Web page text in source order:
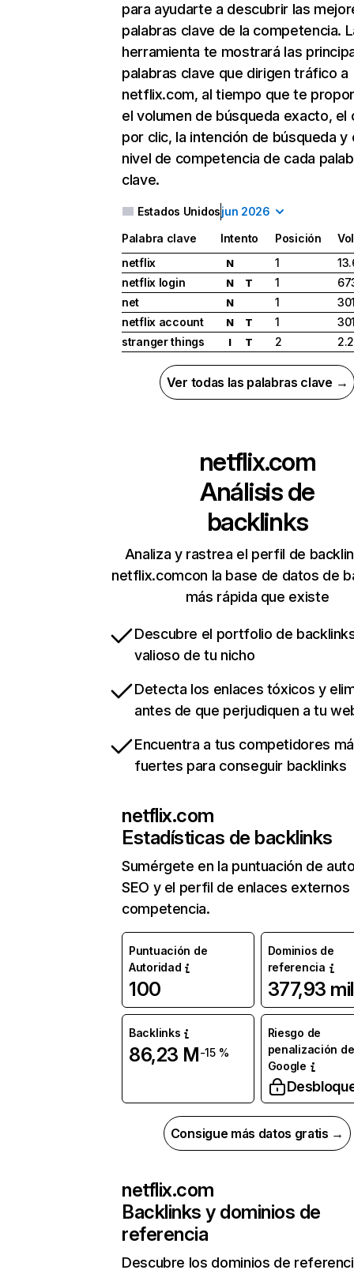
para ayudarte a descubrir las
palabras clave de la competencia.
herramienta te mostrará las
palabras clave que dirigen tráfico a
netflix.com, al tiempo que te
el volumen de búsqueda exacto, el
por clic, la intención de búsqueda y
nivel de competencia de cada
clave.
Estados Unidosjun 2026
Palabra clave Intento Posición
netflix
N 1
netflix login
N T 1
net
N 1
netflix account
N T 1
stranger things
I T 2
Ver todas las palabras clave →
netflix.com
Análisis de
backlinks
Analiza y rastrea el perfil de
netflix.comcon la base de datos de
más rápida que existe
Descubre el portfolio de
valioso de tu nicho
Detecta los enlaces tóxicos y
antes de que perjudiquen a tu
Encuentra a tus competidores
fuertes para conseguir backlinks
netflix.com
Estadísticas de backlinks
Sumérgete en la puntuación de
SEO y el perfil de enlaces externos
competencia.
Puntuación de
Autoridad
100
Dominios de
referencia
377,93 mil
Backlinks
86,23 M-15 %
Riesgo de
penalización de
Google
Consigue más datos gratis →
netflix.com
Backlinks y dominios de
referencia
Descubre los dominios de